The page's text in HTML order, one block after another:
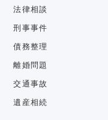
法律相談
刑事事件
債務整理
離婚問題
交通事故
遺産相続